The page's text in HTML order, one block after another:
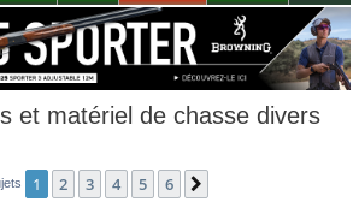
et matériel de chasse divers
1 2 3 4 5 6